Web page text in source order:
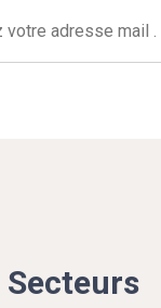
Secteurs